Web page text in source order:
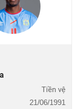
Tiền vệ
21/06/1991